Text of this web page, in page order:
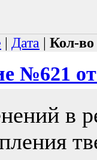
| Дата | Кол-во
№621 от
в